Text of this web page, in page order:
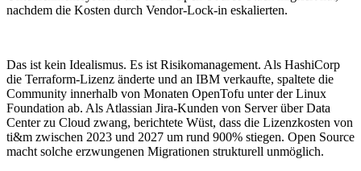
nachdem die Kosten durch Vendor-Lock-in eskalierten.
Das ist kein Idealismus. Es ist Risikomanagement. Als HashiCorp
die Terraform-Lizenz änderte und an IBM verkaufte, spaltete die
Community innerhalb von Monaten OpenTofu unter der Linux
Foundation ab. Als Atlassian Jira-Kunden von Server über Data
Center zu Cloud zwang, berichtete Wüst, dass die Lizenzkosten von
ti&m zwischen 2023 und 2027 um rund 900% stiegen. Open Source
macht solche erzwungenen Migrationen strukturell unmöglich.